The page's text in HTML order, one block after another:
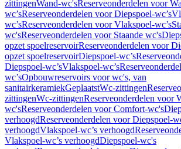
zittingenWand-wc'sReserveonderdelen voor
wc’sReserveonderdelen voor Diepspoel-wc’s
wc’sReserveonderdelen voor Vlakspoel-wc’s
wc'sReserveonderdelen voor Staande wc's
opzet spoelreservoirReserveonderdelen voor
opzet spoelreservoirDiepspoel-wc’s
Diepspoel-wc’sVlakspoel-wc’s
wc’sOpbouwreservoirs voor wc's, van
sanitairkeramiekGeplaatstWc-zittingen
zittingenWc-zittingenReserveonderdelen voor
wc'sReserveonderdelen voor Comfort-wc's
verhoogdReserveonderdelen voor Diepspoel-
verhoogdVlakspoel-wc’s verhoogd
Vlakspoel-wc’s verhoogdDiepspoel-wc's